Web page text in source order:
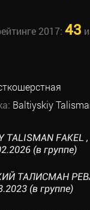
2017: 43
Baltiyskiy
TALISMAN
(в группе)
ТАЛИСМАН
(в группе)